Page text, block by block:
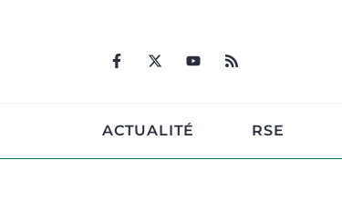
ACTUALITÉ RSE